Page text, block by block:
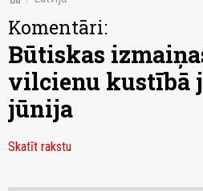
Komentāri:
Būtiskas
vilcienu kustībā
jūnija
Skatīt rakstu